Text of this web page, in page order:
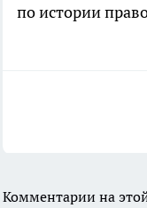
по истории
Комментарии на